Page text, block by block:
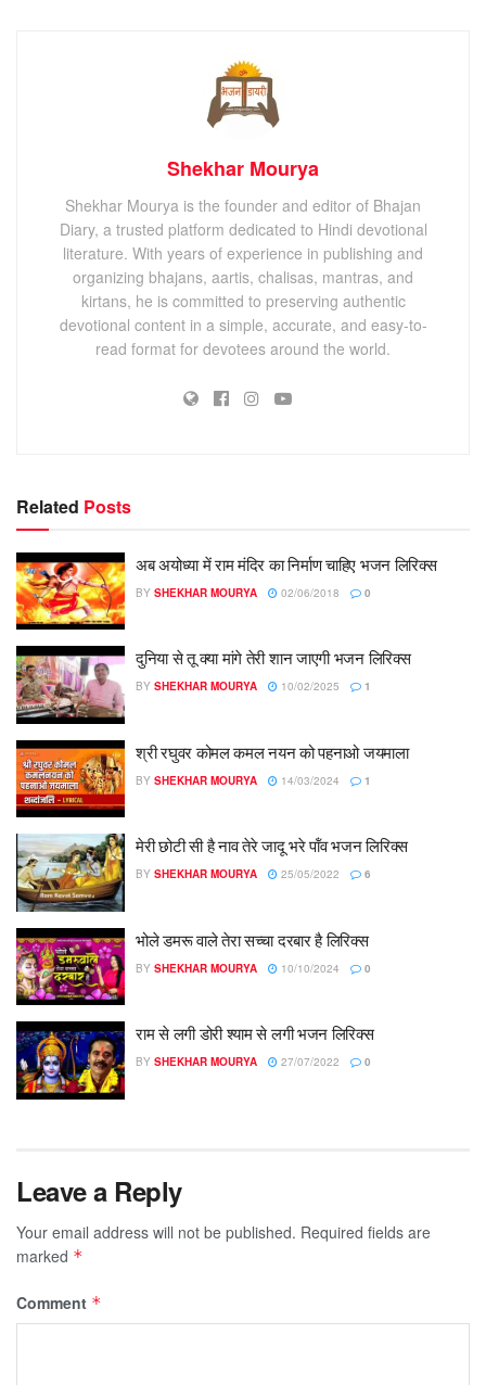
Shekhar Mourya
Shekhar Mourya is the founder and editor of Bhajan
Diary, a trusted platform dedicated to Hindi devotional
literature. With years of experience in publishing and
organizing bhajans, aartis, chalisas, mantras, and
kirtans, he is committed to preserving authentic
devotional content in a simple, accurate, and easy-to-
read format for devotees around the world.
Related Posts
अब अयोध्या में राम मंदिर का निर्माण चाहिए भजन लिरिक्स
BY SHEKHAR MOURYA 02/06/2018 0
दुनिया से तू क्या मांगे तेरी शान जाएगी भजन लिरिक्स
BY SHEKHAR MOURYA 10/02/2025 1
श्री रघुवर कोमल कमल नयन को पहनाओ जयमाला
BY SHEKHAR MOURYA 14/03/2024 1
मेरी छोटी सी है नाव तेरे जादू भरे पॉंव भजन लिरिक्स
BY SHEKHAR MOURYA 25/05/2022 6
भोले डमरू वाले तेरा सच्चा दरबार है लिरिक्स
BY SHEKHAR MOURYA 10/10/2024 0
राम से लगी डोरी श्याम से लगी भजन लिरिक्स
BY SHEKHAR MOURYA 27/07/2022 0
Leave a Reply
Your email address will not be published. Required fields are
marked *
Comment *